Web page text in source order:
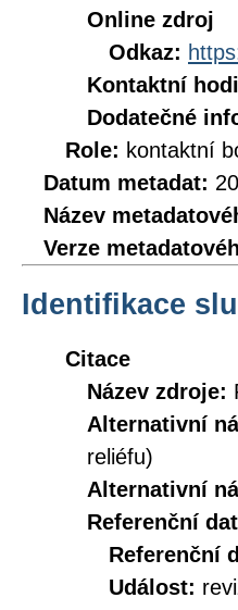
Online zdroj
Odkaz:
Kontaktní
Dodatečné
Role: kontaktní
Datum metadat:
Název
Verze
Identifikace
Citace
Název zdroje:
Alternativní
reliéfu)
Alternativní
Referenční
Referenční
Událost: